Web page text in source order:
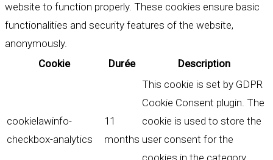
website to function properly. These cookies ensure basic
functionalities and security features of the website,
anonymously.
Cookie
Durée Description
cookielawinfo-
checkbox-analytics
11
months
This cookie is set by GDPR
Cookie Consent plugin. The
cookie is used to store the
user consent for the